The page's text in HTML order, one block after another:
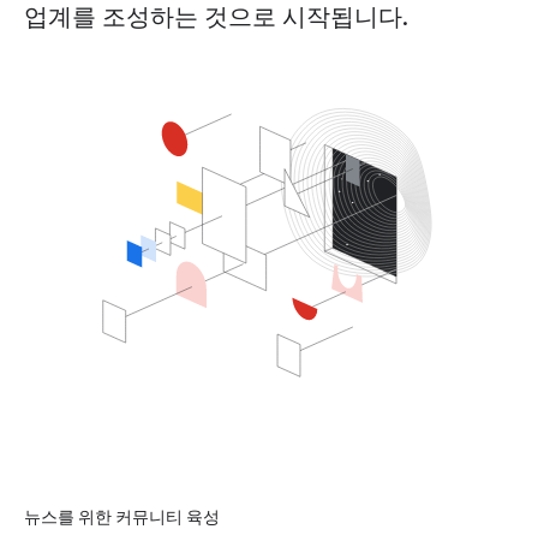
업계를 조성하는 것으로 시작됩니다.
뉴스를 위한 커뮤니티 육성